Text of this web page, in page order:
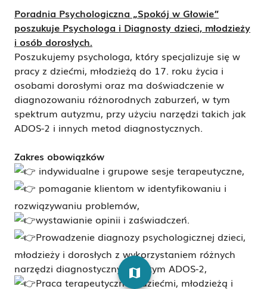
Poradnia Psychologiczna „Spokój w Głowie”
poszukuje Psychologa i Diagnosty dzieci, młodzieży
i osób dorosłych.
Poszukujemy psychologa, który specjalizuje się w
pracy z dziećmi, młodzieżą do 17. roku życia i
osobami dorosłymi oraz ma doświadczenie w
diagnozowaniu różnorodnych zaburzeń, w tym
spektrum autyzmu, przy użyciu narzędzi takich jak
ADOS-2 i innych metod diagnostycznych.
Zakres obowiązków
indywidualne i grupowe sesje terapeutyczne,
pomaganie klientom w identyfikowaniu i
rozwiązywaniu problemów,
wystawianie opinii i zaświadczeń.
Prowadzenie diagnozy psychologicznej dzieci,
młodzieży i dorosłych z wykorzystaniem różnych
narzędzi diagnostycznych, w tym ADOS-2,
Praca terapeutyczna z dziećmi, młodzieżą i
map